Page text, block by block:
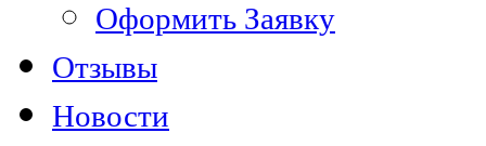
Оформить Заявку
Отзывы
Новости